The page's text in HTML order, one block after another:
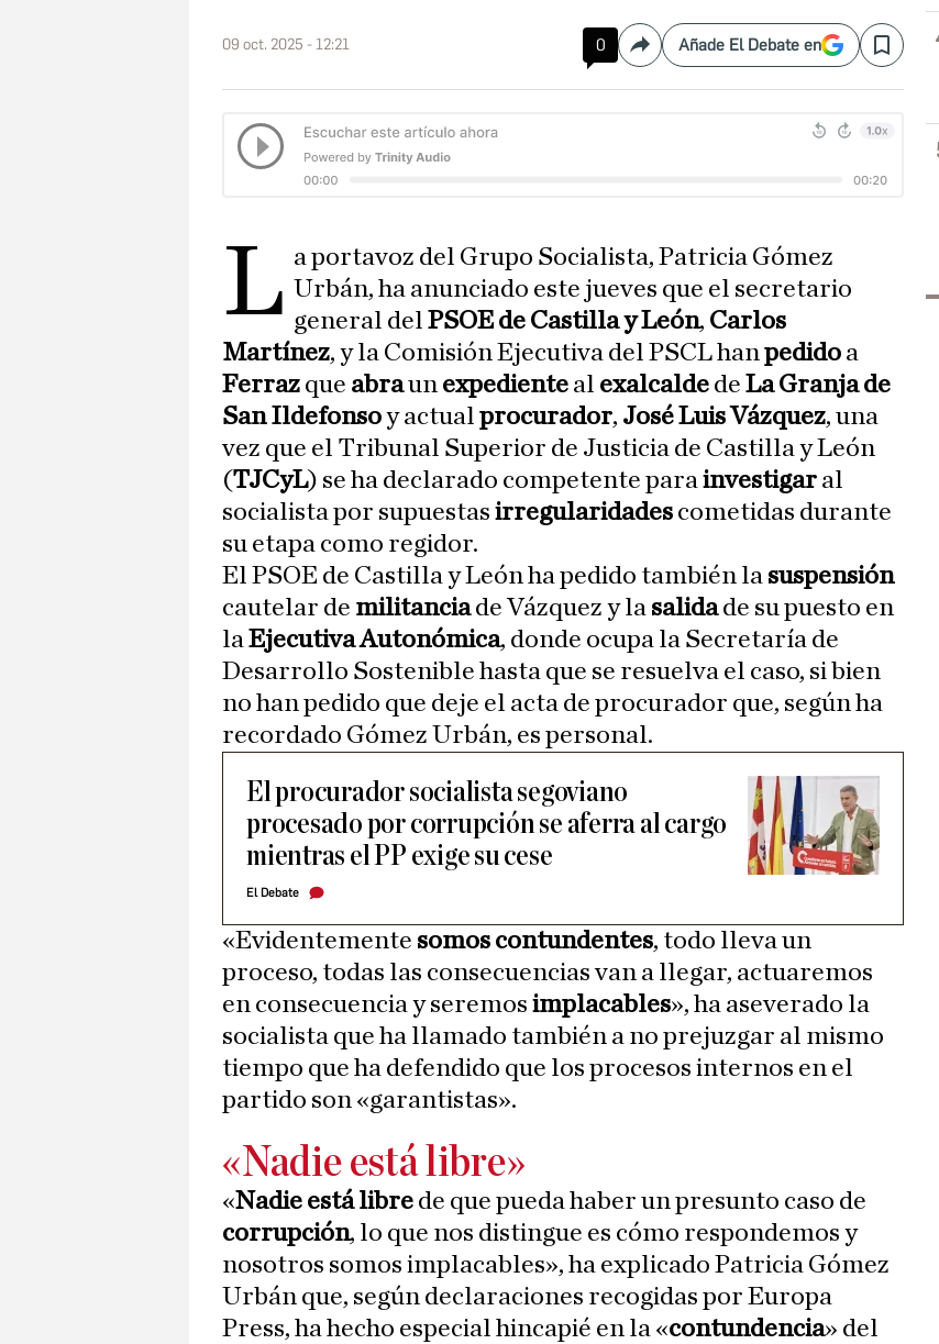
09 oct. 2025 - 12:21 0 CompartirAñade El Debate en Save
L a portavoz del Grupo Socialista, Patricia Gómez
Urbán, ha anunciado este jueves que el secretario
general delPSOE de Castilla y León, Carlos
Martínez, y la Comisión Ejecutiva del PSCL hanpedido a
Ferraz que abraun expediente al exalcalde de La Granja de
San Ildefonsoy actual procurador, José Luis Vázquez, una
vez que el Tribunal Superior de Justicia de Castilla y León
(TJCyL) se ha declarado competente parainvestigar al
socialista por supuestas irregularidades cometidas durante
su etapa como regidor.
El PSOE de Castilla y León ha pedido también la suspensión
cautelar de militanciade Vázquez y la salidade su puesto en
laEjecutiva Autonómica, donde ocupa la Secretaría de
Desarrollo Sostenible hasta que se resuelva el caso, si bien
no han pedido que deje el acta de procurador que, según ha
recordado Gómez Urbán, es personal.
El procurador socialista segoviano
procesado por corrupción se aferra al cargo
mientras el PP exige su cese
El Debate
«Evidentemente somos contundentes, todo lleva un
proceso, todas las consecuencias van a llegar, actuaremos
en consecuencia y seremos implacables», ha aseverado la
socialista que ha llamado también a no prejuzgar al mismo
tiempo que ha defendido que los procesos internos en el
partido son «garantistas».
«Nadie está libre»
«Nadie está libre de que pueda haber un presunto caso de
corrupción, lo que nos distingue es cómo respondemos y
nosotros somos implacables», ha explicado Patricia Gómez
Urbán que, según declaraciones recogidas por Europa
Press, ha hecho especial hincapié en la «contundencia» del